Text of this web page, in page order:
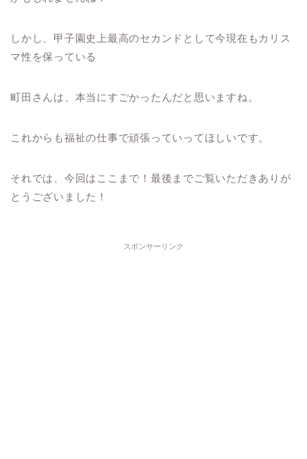
しかし、甲子園史上最高のセカンドとして今現在もカリス
マ性を保っている
町田さんは、本当にすごかったんだと思いますね。
これからも福祉の仕事で頑張っていってほしいです。
それでは、今回はここまで！最後までご覧いただきありが
とうございました！
スポンサーリンク